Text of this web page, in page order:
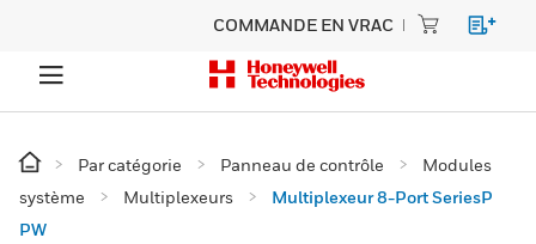
COMMANDE EN VRAC
Par catégorie Panneau de contrôle
Modules
système
Multiplexeurs
Multiplexeur 8-Port SeriesP
PW